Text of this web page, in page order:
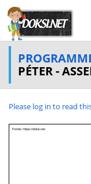
PÉTER -
Please log in to read